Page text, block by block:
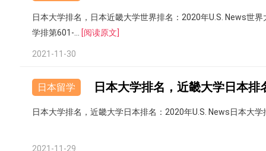
日本大学排名，日本近畿大学世界排名：2020年U.S. News世
学排第601-...
[阅读原文]
2021-11-30
日本留学 日本大学排名，近畿大学日本排
日本大学排名，近畿大学日本排名：2020年U.S. News日本大
2021-11-29